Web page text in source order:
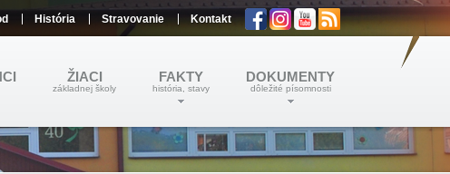
História Stravovanie Kontakt
DOKUMENTY
dôležité písomnosti
FAKTY
história, stavy
ŽIACI
základnej školy